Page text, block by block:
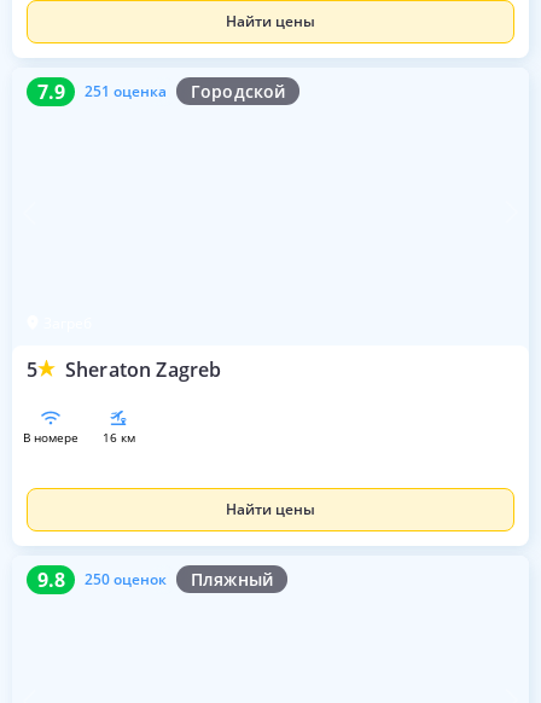
Найти цены
7.9 251 оценка Городской
5 Sheraton Zagreb
7.9 251 оценка
в номере 16 км
Найти цены
9.8 250 оценок Пляжный
9.8 250 оценок